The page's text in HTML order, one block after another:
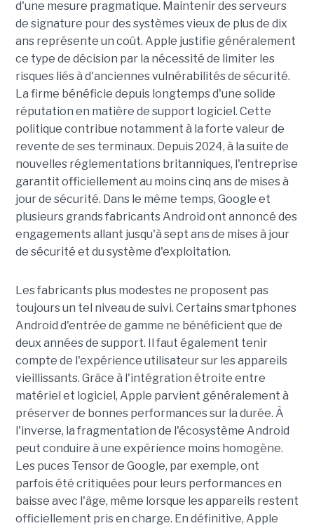
d'une mesure pragmatique. Maintenir des serveurs
de signature pour des systèmes vieux de plus de dix
ans représente un coût. Apple justifie généralement
ce type de décision par la nécessité de limiter les
risques liés à d'anciennes vulnérabilités de sécurité.
La firme bénéficie depuis longtemps d'une solide
réputation en matière de support logiciel. Cette
politique contribue notamment à la forte valeur de
revente de ses terminaux. Depuis 2024, à la suite de
nouvelles réglementations britanniques, l'entreprise
garantit officiellement au moins cinq ans de mises à
jour de sécurité. Dans le même temps, Google et
plusieurs grands fabricants Android ont annoncé des
engagements allant jusqu'à sept ans de mises à jour
de sécurité et du système d'exploitation.
Les fabricants plus modestes ne proposent pas
toujours un tel niveau de suivi. Certains smartphones
Android d'entrée de gamme ne bénéficient que de
deux années de support. Il faut également tenir
compte de l'expérience utilisateur sur les appareils
vieillissants. Grâce à l'intégration étroite entre
matériel et logiciel, Apple parvient généralement à
préserver de bonnes performances sur la durée. À
l'inverse, la fragmentation de l'écosystème Android
peut conduire à une expérience moins homogène.
Les puces Tensor de Google, par exemple, ont
parfois été critiquées pour leurs performances en
baisse avec l'âge, même lorsque les appareils restent
officiellement pris en charge. En définitive, Apple